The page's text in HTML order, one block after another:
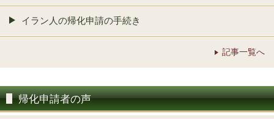
イラン人の帰化申請の手続き
記事一覧へ
帰化申請者の声